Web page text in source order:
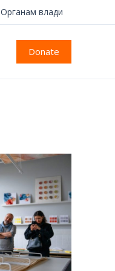
Органам влади
Donate